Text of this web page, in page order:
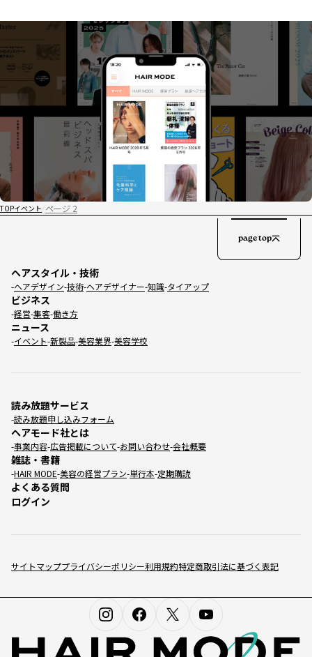
TOPイベント ページ 2
サイトマッププライバシーポリシー利用規約特定商取引法に基づく表記
ヘアスタイル・技術
ヘアデザイン 技術 ヘアデザイナー 知識 タイアップ
ビジネス
経営 集客 働き方
ニュース
イベント 新製品 美容業界 美容学校
読み放題サービス
読み放題申し込みフォーム
ヘアモード社とは
事業内容 広告掲載について お問い合わせ 会社概要
雑誌・書籍
HAIR MODE 美容の経営プラン 単行本 定期購読
よくある質問
ログイン
page top